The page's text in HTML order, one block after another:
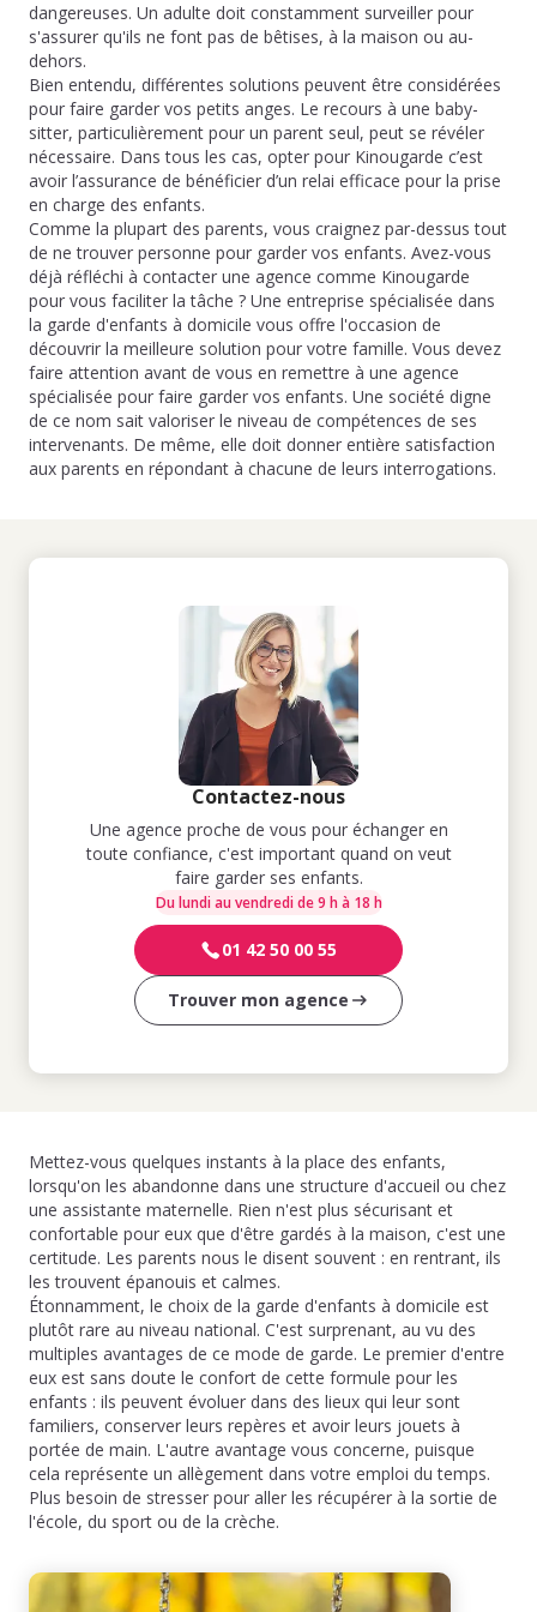
dangereuses. Un adulte doit constamment surveiller pour
s'assurer qu'ils ne font pas de bêtises, à la maison ou au-
dehors.
Bien entendu, différentes solutions peuvent être considérées
pour faire garder vos petits anges. Le recours à une baby-
sitter, particulièrement pour un parent seul, peut se révéler
nécessaire. Dans tous les cas, opter pour Kinougarde c’est
avoir l’assurance de bénéficier d’un relai efficace pour la prise
en charge des enfants.
Comme la plupart des parents, vous craignez par-dessus tout
de ne trouver personne pour garder vos enfants. Avez-vous
déjà réfléchi à contacter une agence comme Kinougarde
pour vous faciliter la tâche ? Une entreprise spécialisée dans
la garde d'enfants à domicile vous offre l'occasion de
découvrir la meilleure solution pour votre famille. Vous devez
faire attention avant de vous en remettre à une agence
spécialisée pour faire garder vos enfants. Une société digne
de ce nom sait valoriser le niveau de compétences de ses
intervenants. De même, elle doit donner entière satisfaction
aux parents en répondant à chacune de leurs interrogations.
Contactez-nous
Une agence proche de vous pour échanger en
toute confiance, c'est important quand on veut
faire garder ses enfants.
Du lundi au vendredi de 9 h à 18 h
01 42 50 00 55
Trouver mon agence
Mettez-vous quelques instants à la place des enfants,
lorsqu'on les abandonne dans une structure d'accueil ou chez
une assistante maternelle. Rien n'est plus sécurisant et
confortable pour eux que d'être gardés à la maison, c'est une
certitude. Les parents nous le disent souvent : en rentrant, ils
les trouvent épanouis et calmes.
Étonnamment, le choix de la garde d'enfants à domicile est
plutôt rare au niveau national. C'est surprenant, au vu des
multiples avantages de ce mode de garde. Le premier d'entre
eux est sans doute le confort de cette formule pour les
enfants : ils peuvent évoluer dans des lieux qui leur sont
familiers, conserver leurs repères et avoir leurs jouets à
portée de main. L'autre avantage vous concerne, puisque
cela représente un allègement dans votre emploi du temps.
Plus besoin de stresser pour aller les récupérer à la sortie de
l'école, du sport ou de la crèche.